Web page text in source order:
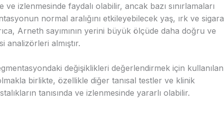
ve izlenmesinde faydalı olabilir, ancak bazı sınırlamaları
normal aralığını etkileyebilecek yaş, ırk ve sigara
Arneth sayımının yerini büyük ölçüde daha doğru ve
almıştır.
değişiklikleri değerlendirmek için kullanılan
birlikte, özellikle diğer tanısal testler ve klinik
tanısında ve izlenmesinde yararlı olabilir.